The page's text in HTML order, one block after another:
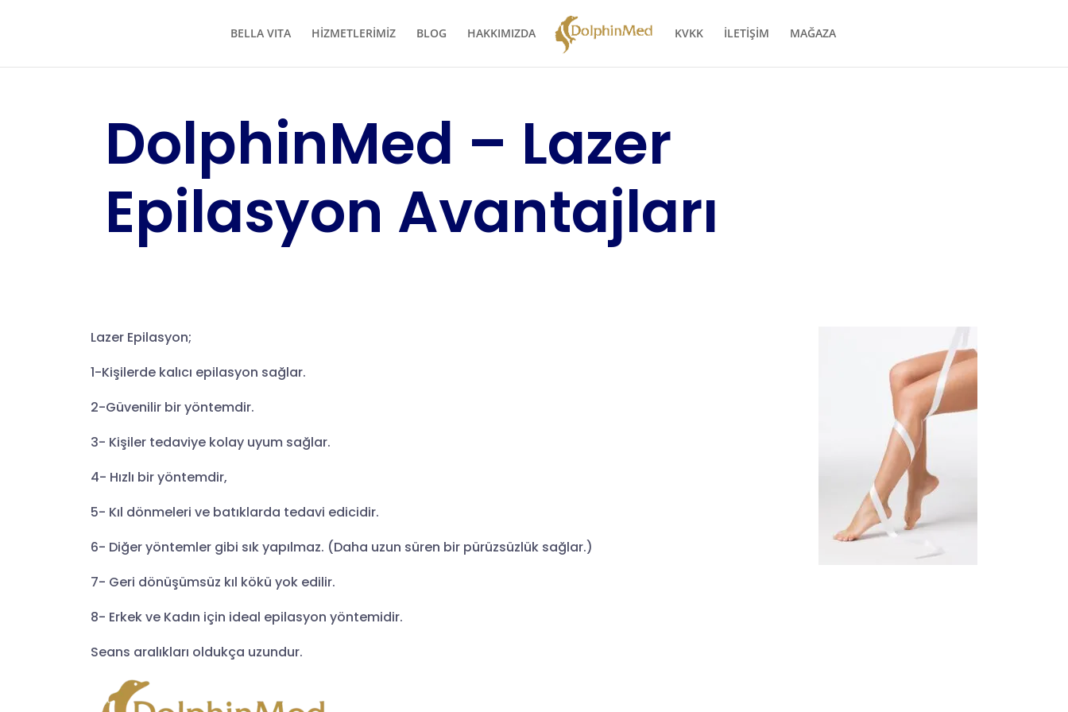
BELLA VITA HİZMETLERİMİZ BLOG HAKKIMIZDA KVKK İLETİŞİM MAĞAZA
DolphinMed – Lazer
Epilasyon Avantajları
Lazer Epilasyon;
1-Kişilerde kalıcı epilasyon sağlar.
2-Güvenilir bir yöntemdir.
3- Kişiler tedaviye kolay uyum sağlar.
4- Hızlı bir yöntemdir,
5- Kıl dönmeleri ve batıklarda tedavi edicidir.
6- Diğer yöntemler gibi sık yapılmaz. (Daha uzun süren bir pürüzsüzlük sağlar.)
7- Geri dönüşümsüz kıl kökü yok edilir.
8- Erkek ve Kadın için ideal epilasyon yöntemidir.
Seans aralıkları oldukça uzundur.